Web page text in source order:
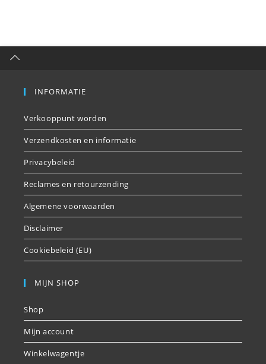
INFORMATIE
Verkooppunt worden
Verzendkosten en informatie
Privacybeleid
Reclames en retourzending
Algemene voorwaarden
Disclaimer
Cookiebeleid (EU)
MIJN SHOP
Shop
Mijn account
Winkelwagentje